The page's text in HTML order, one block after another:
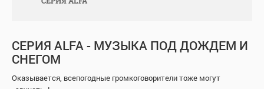
СЕРИЯ ALFA - МУЗЫКА ПОД ДОЖДЕМ И
СНЕГОМ
Оказывается, всепогодные громкоговорители тоже могут